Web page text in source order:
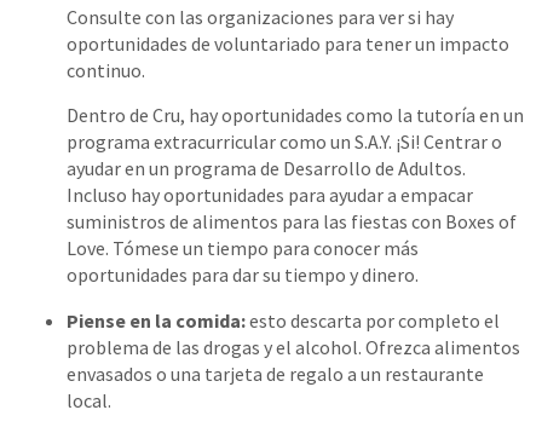
Consulte con las organizaciones para ver si hay
oportunidades de voluntariado para tener un impacto
continuo.
Dentro de Cru, hay oportunidades como la tutoría en un
programa extracurricular como un S.A.Y. ¡Si! Centrar o
ayudar en un programa de Desarrollo de Adultos.
Incluso hay oportunidades para ayudar a empacar
suministros de alimentos para las fiestas con Boxes of
Love. Tómese un tiempo para conocer más
oportunidades para dar su tiempo y dinero.
Piense en la comida:esto descarta por completo el
problema de las drogas y el alcohol. Ofrezca alimentos
envasados ​​o una tarjeta de regalo a un restaurante
local.